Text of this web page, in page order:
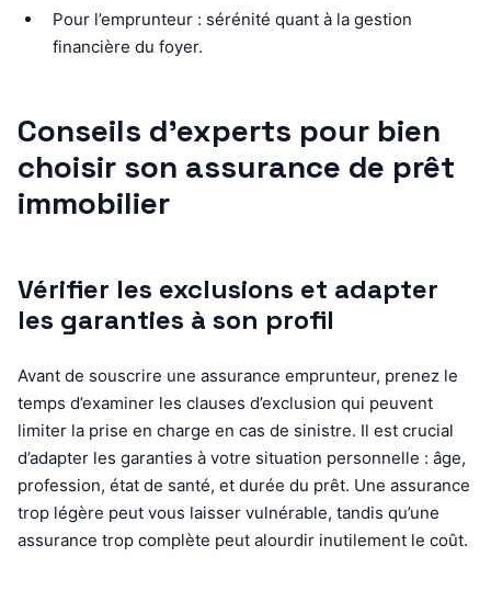
Pour l’emprunteur : sérénité quant à la gestion
financière du foyer.
Conseils d’experts pour bien
choisir son assurance de prêt
immobilier
Vérifier les exclusions et adapter
les garanties à son profil
Avant de souscrire une assurance emprunteur, prenez le
temps d’examiner les clauses d’exclusion qui peuvent
limiter la prise en charge en cas de sinistre. Il est crucial
d’adapter les garanties à votre situation personnelle : âge,
profession, état de santé, et durée du prêt. Une assurance
trop légère peut vous laisser vulnérable, tandis qu’une
assurance trop complète peut alourdir inutilement le coût.